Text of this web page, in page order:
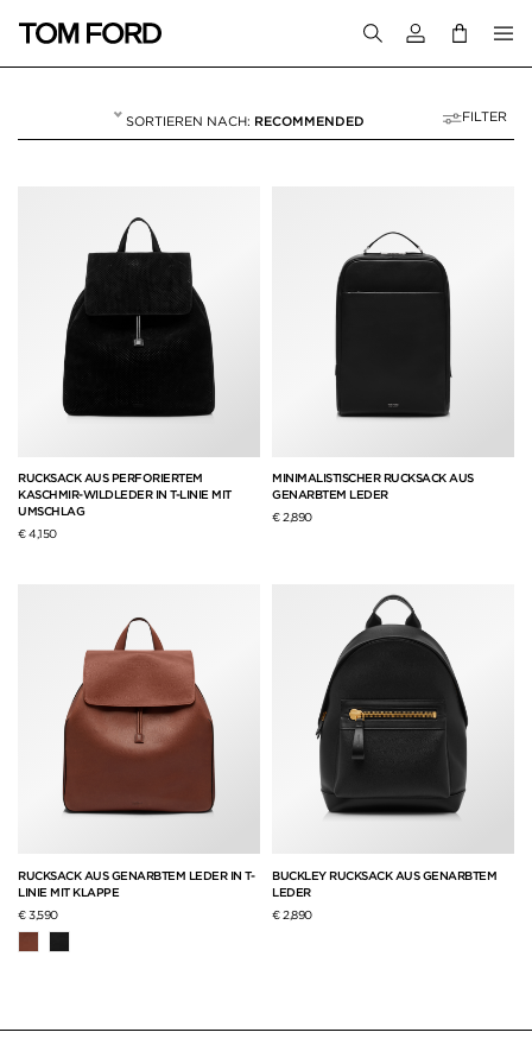
Melden Sie
RECOMMENDED FILTER
RUCKSACK AUS PERFORIERTEM
KASCHMIR-WILDLEDER IN T-LINIE MIT
UMSCHLAG
€ 4,150
MINIMALISTISCHER RUCKSACK AUS
GENARBTEM LEDER
€ 2,890
RUCKSACK AUS GENARBTEM LEDER IN T-
LINIE MIT KLAPPE
€ 3,590
BUCKLEY RUCKSACK AUS GENARBTEM
LEDER
€ 2,890